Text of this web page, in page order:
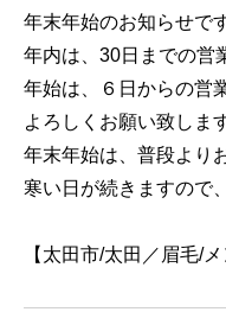
年末年始のお知らせで
年内は、30日までの営
年始は、６日からの営
よろしくお願い致しま
年末年始は、普段より
寒い日が続きますので
【太田市/太田／眉毛/